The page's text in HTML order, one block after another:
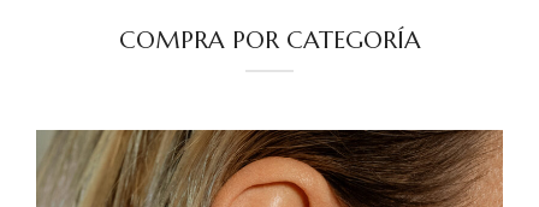
COMPRA POR CATEGORÍA